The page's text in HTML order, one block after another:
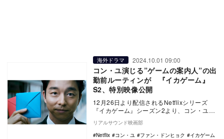
海外ドラマ 2024.10.01 09:00
コン・ユ演じる”ゲームの案内人”の出
勤前ルーティンが 『イカゲーム』
S2、特別映像公開
12月26日より配信されるNetflixシリーズ
『イカゲーム』シーズン2より、コン・ユ演
じる“ゲームの案内人”の出勤前ルーティン…
リアルサウンド映画部
Netflix
コン・ユ ファン・ドンヒョク
イカゲーム